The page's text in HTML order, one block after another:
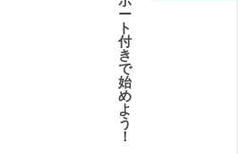
ー
ト
付
き
で
始
め
よ
う
！